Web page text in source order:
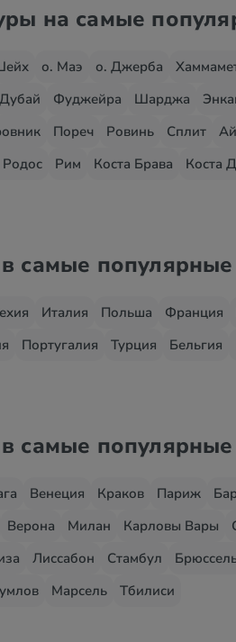
на самые
о. Маэ о. Джерба
Дубай Фуджейра Шарджа
Пореч Ровинь Сплит
Родос Рим Коста Брава Коста
самые
Италия Польша Франция
Португалия Турция Бельгия
самые
Венеция Краков Париж
Верона Милан Карловы Вары
Лиссабон Стамбул
Марсель Тбилиси